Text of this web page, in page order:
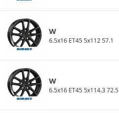
W
6.5x16 ET45 5x112 57.1
W
6.5x16 ET45 5x114.3 72.5